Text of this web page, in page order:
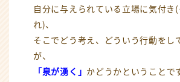
自分に与えられている立場に気付き
れ)、
そこでどう考え、どういう行動をし
が、
「泉が湧く」 かどうかということで